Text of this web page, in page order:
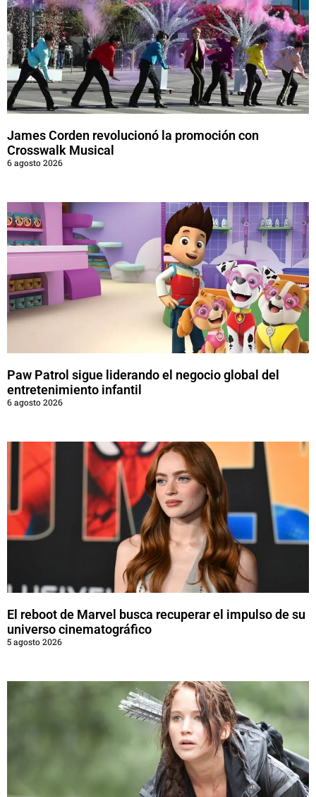
James Corden revolucionó la promoción con
Crosswalk Musical
6 agosto 2026
Paw Patrol sigue liderando el negocio global del
entretenimiento infantil
6 agosto 2026
El reboot de Marvel busca recuperar el impulso de su
universo cinematográfico
5 agosto 2026